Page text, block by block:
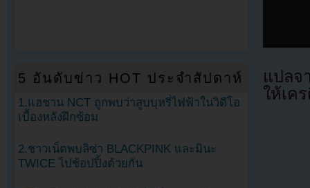
แปลจ
ให้เค
5 อันดับข่าว HOT ประจำสัปดาห์
1.แฮชาน NCT ถูกพบว่าสูบบุหรี่ไฟฟ้าในวิดีโอ
เบื้องหลังฝึกซ้อม
2.ชาวเน็ตพบลิซ่า BLACKPINK และมินะ
TWICE ไปช้อปปิ้งด้วยกัน